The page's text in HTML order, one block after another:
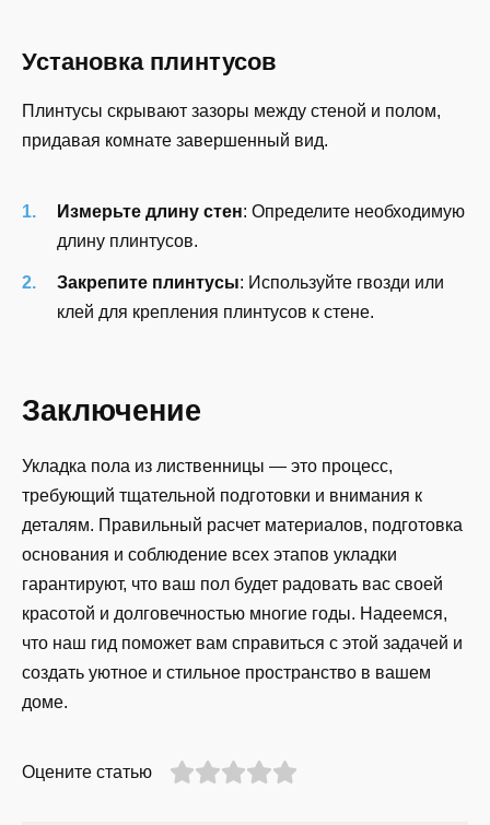
Установка плинтусов
Плинтусы скрывают зазоры между стеной и полом,
придавая комнате завершенный вид.
Измерьте длину стен: Определите необходимую
длину плинтусов.
Закрепите плинтусы: Используйте гвозди или
клей для крепления плинтусов к стене.
Заключение
Укладка пола из лиственницы — это процесс,
требующий тщательной подготовки и внимания к
деталям. Правильный расчет материалов, подготовка
основания и соблюдение всех этапов укладки
гарантируют, что ваш пол будет радовать вас своей
красотой и долговечностью многие годы. Надеемся,
что наш гид поможет вам справиться с этой задачей и
создать уютное и стильное пространство в вашем
доме.
Оцените статью